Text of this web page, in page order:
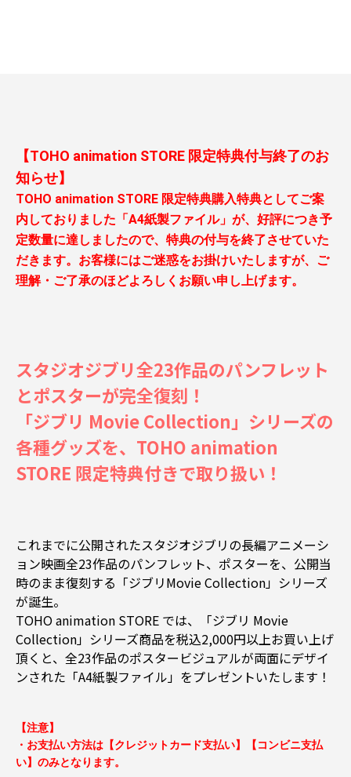
【TOHO animation STORE 限定特典付与終了のお
知らせ】
TOHO animation STORE 限定特典購入特典としてご案
内しておりました「A4紙製ファイル」が、好評につき予
定数量に達しましたので、特典の付与を終了させていた
だきます。お客様にはご迷惑をお掛けいたしますが、ご
理解・ご了承のほどよろしくお願い申し上げます。
スタジオジブリ全23作品のパンフレット
とポスターが完全復刻！
「ジブリ Movie Collection」シリーズの
各種グッズを、TOHO animation
STORE 限定特典付きで取り扱い！
これまでに公開されたスタジオジブリの長編アニメーシ
ョン映画全23作品のパンフレット、ポスターを、公開当
時のまま復刻する「ジブリMovie Collection」シリーズ
が誕生。
TOHO animation STORE では、「ジブリ Movie
Collection」シリーズ商品を税込2,000円以上お買い上げ
頂くと、全23作品のポスタービジュアルが両面にデザイ
ンされた「A4紙製ファイル」をプレゼントいたします！
【注意】
・お支払い方法は【クレジットカード支払い】【コンビニ支払
い】のみとなります。